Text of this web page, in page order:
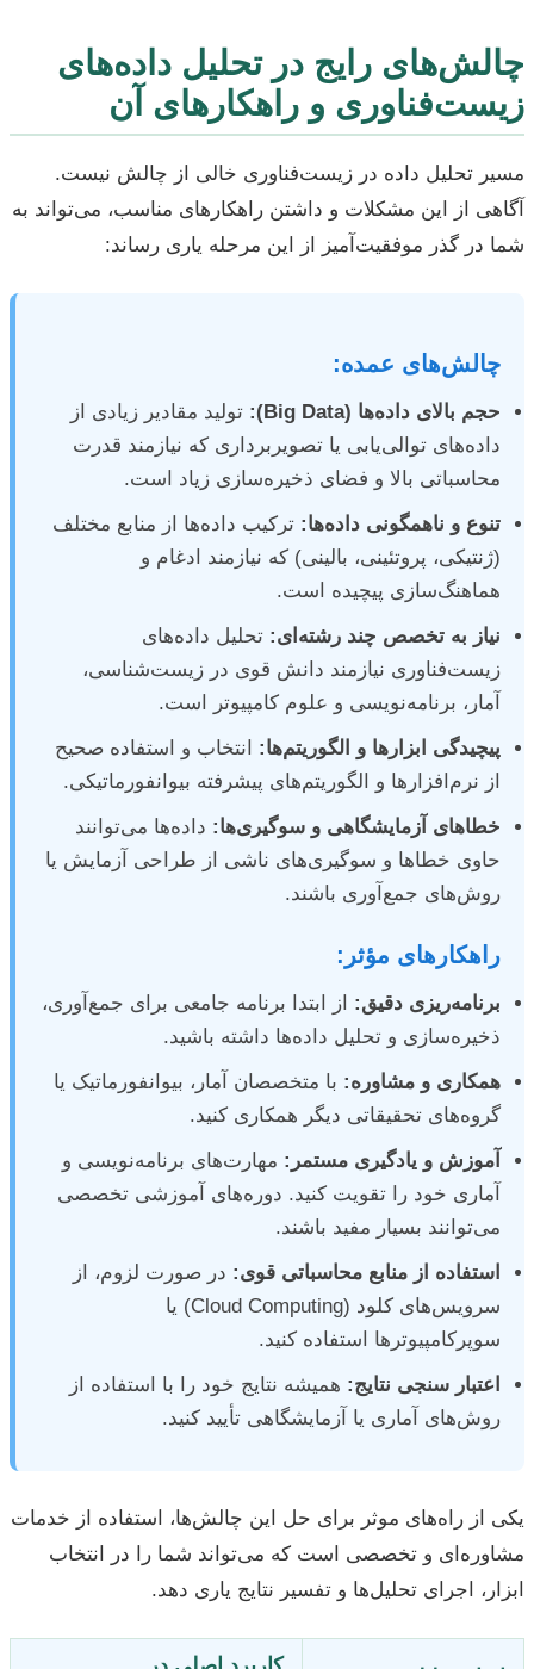
چالش‌های رایج در تحلیل داده‌های
زیست‌فناوری و راهکارهای آن
مسیر تحلیل داده در زیست‌فناوری خالی از چالش نیست.
آگاهی از این مشکلات و داشتن راهکارهای مناسب، می‌تواند به
شما در گذر موفقیت‌آمیز از این مرحله یاری رساند:
چالش‌های عمده:
حجم بالای داده‌ها (Big Data):
تولید مقادیر زیادی از
داده‌های توالی‌یابی یا تصویربرداری که نیازمند قدرت
محاسباتی بالا و فضای ذخیره‌سازی زیاد است.
تنوع و ناهمگونی داده‌ها: ترکیب داده‌ها از منابع مختلف
(ژنتیکی، پروتئینی، بالینی) که نیازمند ادغام و
هماهنگ‌سازی پیچیده است.
نیاز به تخصص چند رشته‌ای: تحلیل داده‌های
زیست‌فناوری نیازمند دانش قوی در زیست‌شناسی،
آمار، برنامه‌نویسی و علوم کامپیوتر است.
پیچیدگی ابزارها و الگوریتم‌ها: انتخاب و استفاده صحیح
از نرم‌افزارها و الگوریتم‌های پیشرفته بیوانفورماتیکی.
خطاهای آزمایشگاهی و سوگیری‌ها: داده‌ها می‌توانند
حاوی خطاها و سوگیری‌های ناشی از طراحی آزمایش یا
روش‌های جمع‌آوری باشند.
راهکارهای مؤثر:
برنامه‌ریزی دقیق: از ابتدا برنامه جامعی برای جمع‌آوری،
ذخیره‌سازی و تحلیل داده‌ها داشته باشید.
همکاری و مشاوره: با متخصصان آمار، بیوانفورماتیک یا
گروه‌های تحقیقاتی دیگر همکاری کنید.
آموزش و یادگیری مستمر: مهارت‌های برنامه‌نویسی و
آماری خود را تقویت کنید. دوره‌های آموزشی تخصصی
می‌توانند بسیار مفید باشند.
استفاده از منابع محاسباتی قوی: در صورت لزوم، از
سرویس‌های کلود (Cloud Computing) یا
سوپرکامپیوترها استفاده کنید.
اعتبار سنجی نتایج: همیشه نتایج خود را با استفاده از
روش‌های آماری یا آزمایشگاهی تأیید کنید.
یکی از راه‌های موثر برای حل این چالش‌ها، استفاده از خدمات
مشاوره‌ای و تخصصی است که می‌تواند شما را در انتخاب
ابزار، اجرای تحلیل‌ها و تفسیر نتایج یاری دهد.